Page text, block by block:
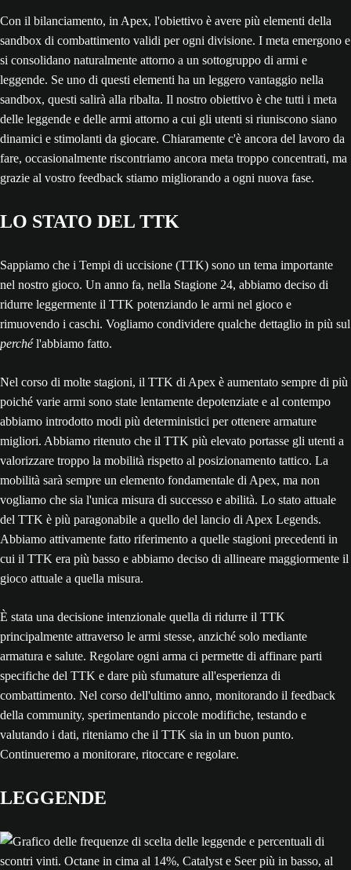
Con il bilanciamento, in Apex, l'obiettivo è avere più elementi della
sandbox di combattimento validi per ogni divisione. I meta emergono e
si consolidano naturalmente attorno a un sottogruppo di armi e
leggende. Se uno di questi elementi ha un leggero vantaggio nella
sandbox, questi salirà alla ribalta. Il nostro obiettivo è che tutti i meta
delle leggende e delle armi attorno a cui gli utenti si riuniscono siano
dinamici e stimolanti da giocare. Chiaramente c'è ancora del lavoro da
fare, occasionalmente riscontriamo ancora meta troppo concentrati, ma
grazie al vostro feedback stiamo migliorando a ogni nuova fase.
LO STATO DEL TTK
Sappiamo che i Tempi di uccisione (TTK) sono un tema importante
nel nostro gioco. Un anno fa, nella Stagione 24, abbiamo deciso di
ridurre leggermente il TTK potenziando le armi nel gioco e
rimuovendo i caschi. Vogliamo condividere qualche dettaglio in più sul
perchél'abbiamo fatto.
Nel corso di molte stagioni, il TTK di Apex è aumentato sempre di più
poiché varie armi sono state lentamente depotenziate e al contempo
abbiamo introdotto modi più deterministici per ottenere armature
migliori. Abbiamo ritenuto che il TTK più elevato portasse gli utenti a
valorizzare troppo la mobilità rispetto al posizionamento tattico. La
mobilità sarà sempre un elemento fondamentale di Apex, ma non
vogliamo che sia l'unica misura di successo e abilità. Lo stato attuale
del TTK è più paragonabile a quello del lancio di Apex Legends.
Abbiamo attivamente fatto riferimento a quelle stagioni precedenti in
cui il TTK era più basso e abbiamo deciso di allineare maggiormente il
gioco attuale a quella misura.
È stata una decisione intenzionale quella di ridurre il TTK
principalmente attraverso le armi stesse, anziché solo mediante
armatura e salute. Regolare ogni arma ci permette di affinare parti
specifiche del TTK e dare più sfumature all'esperienza di
combattimento. Nel corso dell'ultimo anno, monitorando il feedback
della community, sperimentando piccole modifiche, testando e
valutando i dati, riteniamo che il TTK sia in un buon punto.
Continueremo a monitorare, ritoccare e regolare.
LEGGENDE